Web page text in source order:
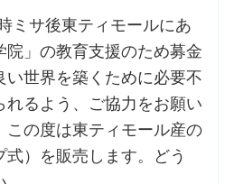
ミサ後東ティモールにあ
院」の教育支援のため募金
い世界を築くために必要不
れるよう、ご協力をお願い
この度は東ティモール産の
式）を販売します。どう